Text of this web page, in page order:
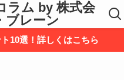
ラム by 株式会
ブレーン
10選！詳しくはこちら